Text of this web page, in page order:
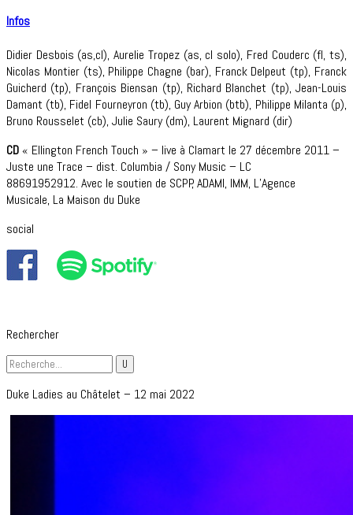
Infos
Didier Desbois (as,cl), Aurelie Tropez (as, cl solo), Fred Couderc (fl, ts),
Nicolas Montier (ts), Philippe Chagne (bar), Franck Delpeut (tp), Franck
Guicherd (tp), François Biensan (tp), Richard Blanchet (tp), Jean-Louis
Damant (tb), Fidel Fourneyron (tb), Guy Arbion (btb), Philippe Milanta (p),
Bruno Rousselet (cb), Julie Saury (dm), Laurent Mignard (dir)
CD« Ellington French Touch » – live à Clamart le 27 décembre 2011 –
Juste une Trace – dist. Columbia / Sony Music – LC
88691952912. Avec le soutien de SCPP, ADAMI, IMM, L’Agence
Musicale, La Maison du Duke
social
Rechercher
Duke Ladies au Châtelet – 12 mai 2022